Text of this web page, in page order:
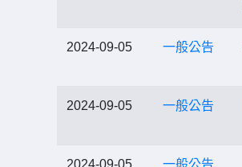
2024-09-05 一般公告
2024-09-05 一般公告
2024-09-05 一般公告